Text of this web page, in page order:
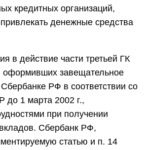
кредитных организаций,
денежные средства
в действие части третьей ГК
оформивших завещательное
РФ в соответствии со
до 1 марта 2002 г.,
при получении
Сбербанк РФ,
статью и п. 14